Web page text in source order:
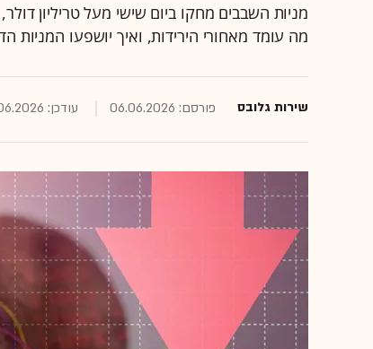
מה עומד מאחורי הירידות, ואיך יושפעו המניות
שירות גלובס פורסם: 06.06.2026 עודכן: 07.06.2026